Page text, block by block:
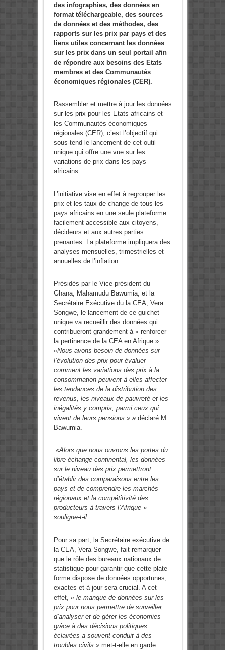
des infographies, des données en
format téléchargeable, des sources
de données et des méthodes, des
rapports sur les prix par pays et des
liens utiles concernant les données
sur les prix dans un seul portail afin
de répondre aux besoins des Etats
membres et des Communautés
économiques régionales (CER).
Rassembler et mettre à jour les données
sur les prix pour les Etats africains et
les Communautés économiques
régionales (CER), c’est l’objectif qui
sous-tend le lancement de cet outil
unique qui offre une vue sur les
variations de prix dans les pays
africains.
L’initiative vise en effet à regrouper les
prix et les taux de change de tous les
pays africains en une seule plateforme
facilement accessible aux citoyens,
décideurs et aux autres parties
prenantes. La plateforme impliquera des
analyses mensuelles, trimestrielles et
annuelles de l’inflation.
Présidés par le Vice-président du
Ghana, Mahamudu Bawumia, et la
Secrétaire Exécutive du la CEA, Vera
Songwe, le lancement de ce guichet
unique va recueillir des données qui
contribueront grandement à « renforcer
la pertinence de la CEA en Afrique ».
«Nous avons besoin de données sur
l’évolution des prix pour évaluer
comment les variations des prix à la
consommation peuvent à elles affecter
les tendances de la distribution des
revenus, les niveaux de pauvreté et les
inégalités y compris, parmi ceux qui
vivent de leurs pensions » a déclaré M.
Bawumia.
«Alors que nous ouvrons les portes du
libre-échange continental, les données
sur le niveau des prix permettront
d’établir des comparaisons entre les
pays et de comprendre les marchés
régionaux et la compétitivité des
producteurs à travers l’Afrique »
souligne-t-il.
Pour sa part, la Secrétaire exécutive de
la CEA, Vera Songwe, fait remarquer
que le rôle des bureaux nationaux de
statistique pour garantir que cette plate-
forme dispose de données opportunes,
exactes et à jour sera crucial. A cet
effet, « le manque de données sur les
prix pour nous permettre de surveiller,
d’analyser et de gérer les économies
grâce à des décisions politiques
éclairées a souvent conduit à des
troubles civils »met-t-elle en garde